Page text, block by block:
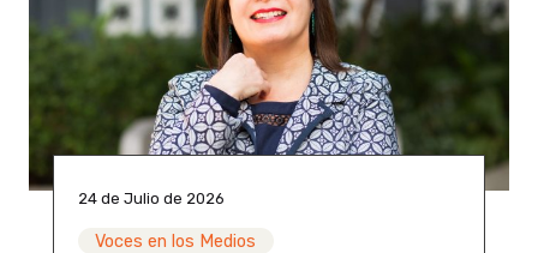
24 de Julio de 2026
Voces en los Medios